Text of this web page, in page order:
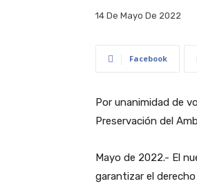
14 De Mayo De 2022
Facebook
Por unanimidad de
Preservación del
Mayo de 2022.- El
garantizar el